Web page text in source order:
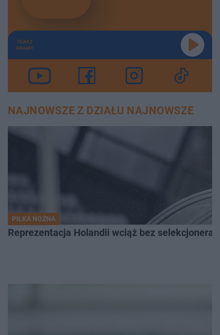
TERAZ
GRAMY
NAJNOWSZE Z DZIAŁU NAJNOWSZE
PIŁKA NOŻNA
Reprezentacja Holandii wciąż bez